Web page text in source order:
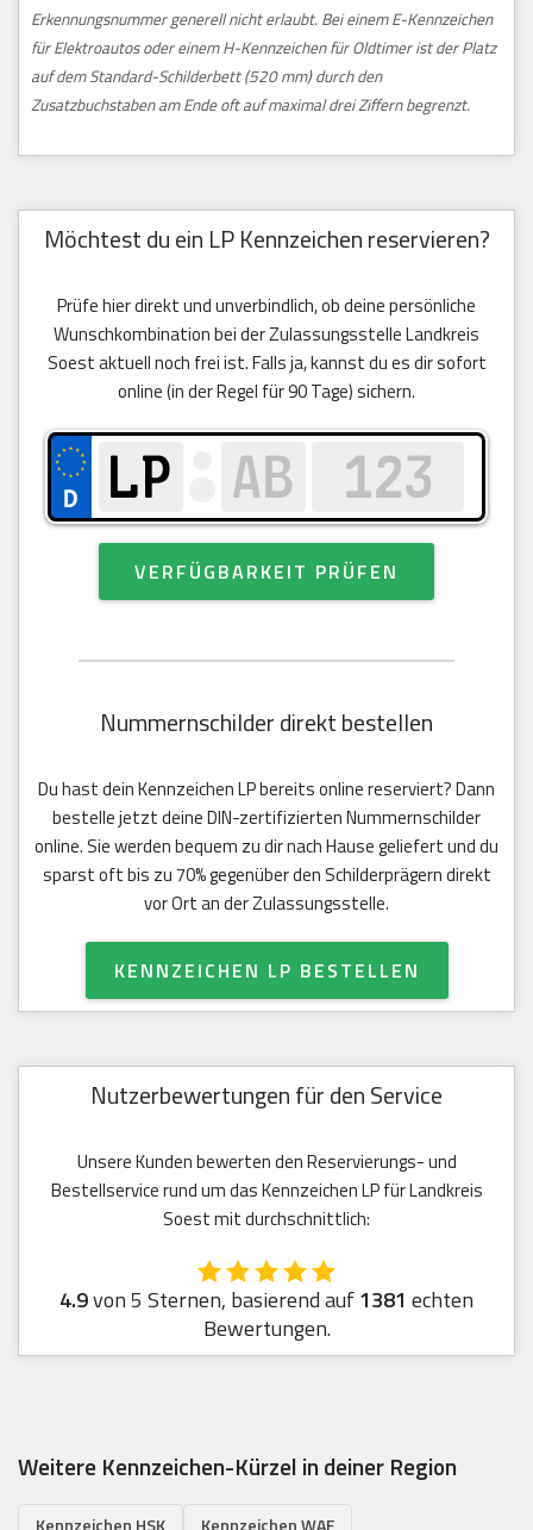
Erkennungsnummer generell nicht erlaubt. Bei einem E-Kennzeichen
für Elektroautos oder einem H-Kennzeichen für Oldtimer ist der Platz
auf dem Standard-Schilderbett (520 mm) durch den
Zusatzbuchstaben am Ende oft auf maximal drei Ziffern begrenzt.
Möchtest du ein LP Kennzeichen reservieren?
Prüfe hier direkt und unverbindlich, ob deine persönliche
Wunschkombination bei der Zulassungsstelle Landkreis
Soest aktuell noch frei ist. Falls ja, kannst du es dir sofort
online (in der Regel für 90 Tage) sichern.
VERFÜGBARKEIT PRÜFEN
Nummernschilder direkt bestellen
Du hast dein Kennzeichen LP bereits online reserviert? Dann
bestelle jetzt deine DIN-zertifizierten Nummernschilder
online. Sie werden bequem zu dir nach Hause geliefert und du
sparst oft bis zu 70% gegenüber den Schilderprägern direkt
vor Ort an der Zulassungsstelle.
KENNZEICHEN LP BESTELLEN
Nutzerbewertungen für den Service
Unsere Kunden bewerten den Reservierungs- und
Bestellservice rund um das Kennzeichen LP für Landkreis
Soest mit durchschnittlich:
4.9von 5 Sternen, basierend auf1381 echten
Bewertungen.
Weitere Kennzeichen-Kürzel in deiner Region
Kennzeichen HSK
Kennzeichen WAF